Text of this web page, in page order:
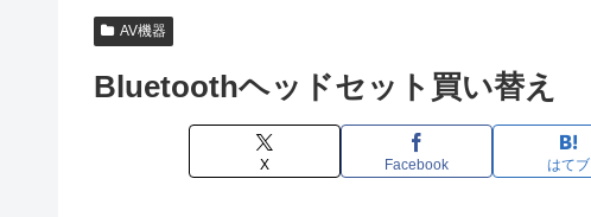
AV機器
Bluetoothヘッドセット買い替え
X Facebook はてブ